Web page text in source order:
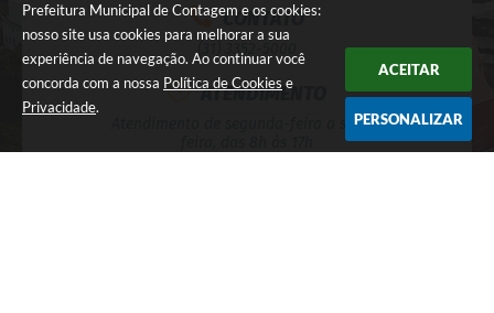
Prefeitura Municipal de Contagem e os cookies:
nosso site usa cookies para melhorar a sua
experiência de navegação. Ao continuar você
concorda com a nossa Política de Cookies e
Privacidade.
ACEITAR
PERSONALIZAR
CONTATO
(31) 3352-5000
ATENDIMENTO
Atendimento de segunda-feira a sexta-